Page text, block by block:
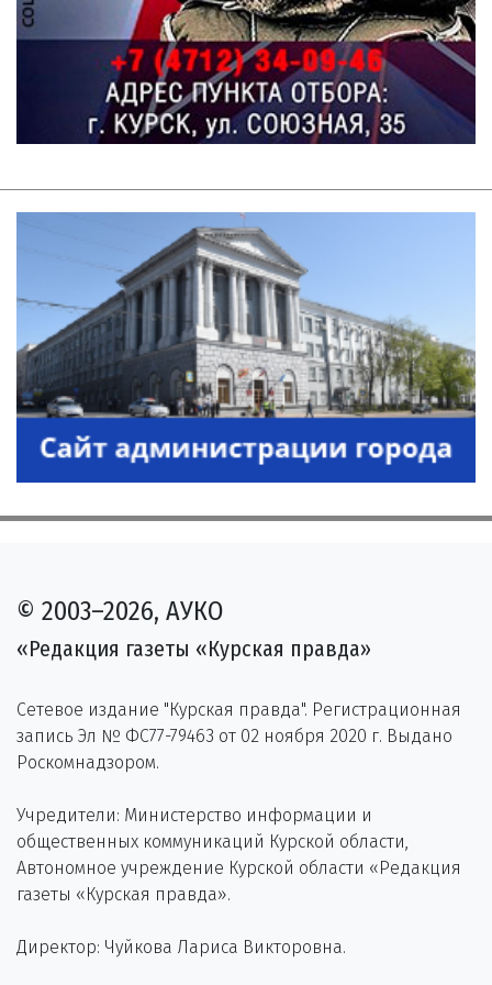
© 2003–2026, АУКО
«Редакция газеты «Курская правда»
Сетевое издание "Курская правда". Регистрационная
запись Эл № ФС77-79463 от 02 ноября 2020 г. Выдано
Роскомнадзором.
Учредители: Министерство информации и
общественных коммуникаций Курской области,
Автономное учреждение Курской области «Редакция
газеты «Курская правда».
Директор: Чуйкова Лариса Викторовна.